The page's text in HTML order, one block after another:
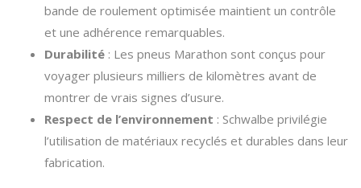
bande de roulement optimisée maintient un contrôle
et une adhérence remarquables.
Durabilité : Les pneus Marathon sont conçus pour
voyager plusieurs milliers de kilomètres avant de
montrer de vrais signes d’usure.
Respect de l’environnement : Schwalbe privilégie
l’utilisation de matériaux recyclés et durables dans leur
fabrication.